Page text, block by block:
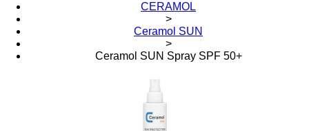
CERAMOL
>
Ceramol SUN
>
Ceramol SUN Spray SPF 50+